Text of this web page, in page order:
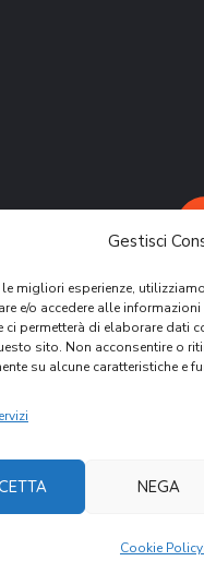
Gestisci
le migliori esperienze,
e/o accedere alle
ci permetterà di elaborare dati
sito. Non acconsentire o
su alcune caratteristiche e
NEGA
Cookie Policy
attività.